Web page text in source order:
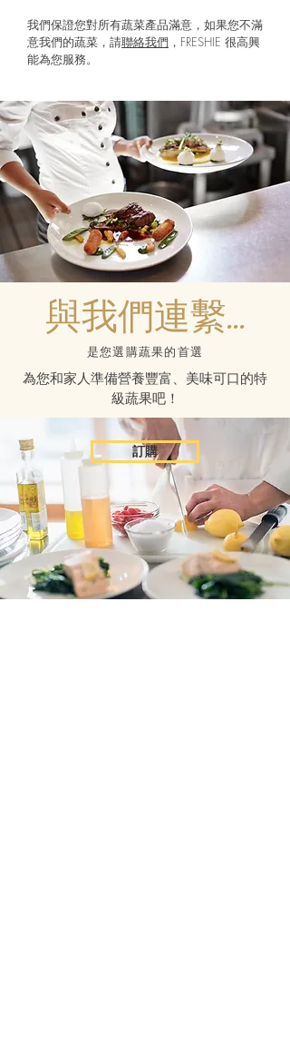
​我們保證您對所有蔬菜產品滿意，如果您不滿
意我們的蔬菜，請聯絡我們 ，FRESHIE 很高興
能為您服務。
與我們連繫...
是您選購蔬果的首選
為您和家人準備營養豐富、美味可口的特
級蔬果吧！
訂購